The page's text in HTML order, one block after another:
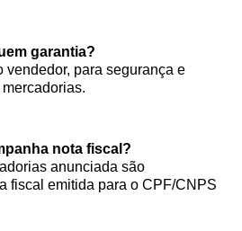
garantia?
vendedor, para segurança e
nota fiscal?
anunciada são
fiscal emitida para o CPF/CNPS